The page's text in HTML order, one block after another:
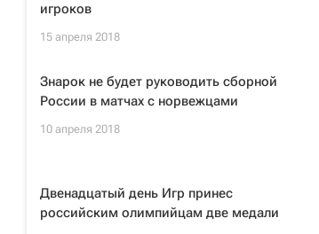
игроков
15 апреля 2018
Знарок не будет руководить сборной
России в матчах с норвежцами
10 апреля 2018
Двенадцатый день Игр принес
российским олимпийцам две медали